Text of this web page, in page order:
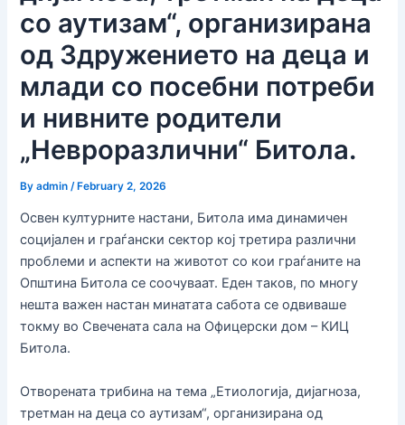
со аутизам“, организирана
од Здружението на деца и
млади со посебни потреби
и нивните родители
„Невроразлични“ Битола.
Byadmin /February 2, 2026
Освен културните настани, Битола има динамичен
социјален и граѓански сектор кој третира различни
проблеми и аспекти на животот со кои граѓаните на
Општина Битола се соочуваат. Еден таков, по многу
нешта важен настан минатата сабота се одвиваше
токму во Свечената сала на Офицерски дом – КИЦ
Битола.
Отворената трибина на тема „Етиологија, дијагноза,
третман на деца со аутизам“, организирана од